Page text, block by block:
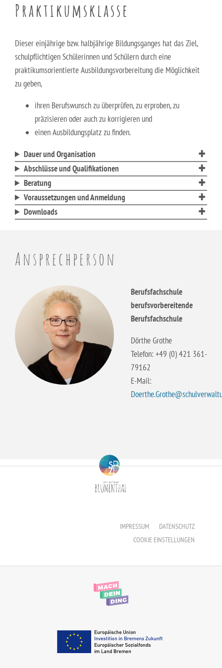
Praktikumsklasse
Dieser einjährige bzw. halbjährige Bildungsganges hat das Ziel,
schulpflichtigen Schülerinnen und Schülern durch eine
praktikumsorientierte Ausbildungsvorbereitung die Möglichkeit
zu geben,
ihren Berufswunsch zu überprüfen, zu erproben, zu
präzisieren oder auch zu korrigieren und
einen Ausbildungsplatz zu finden.
Dauer und Organisation
Abschlüsse und Qualifikationen
Beratung
Voraussetzungen und Anmeldung
Downloads
Ansprechperson
Berufsfachschule
berufsvorbereitende
Berufsfachschule
Dörthe Grothe
Telefon: +49 (0) 421 361-
79162
E-Mail:
IMPRESSUM
DATENSCHUTZ
COOKIE EINSTELLUNGEN
Berufsfachschule für Hauswirtschaft und Soziales
Berufsfachschule für Pflegeassistenz –
Heilerziehungspflege/Altenpflege
(Vollzeit)
Berufsfachschule für Sozialpädagogische Assistenz
Fachoberschule für Gesundheit und Soziales
Fachschule für Heilerziehungspflege
Fachschule für Sozialpädagogik – Ausbildung zum:r
Staatliche Anerkennung als Erzieher:in
Schulsozialarbeit